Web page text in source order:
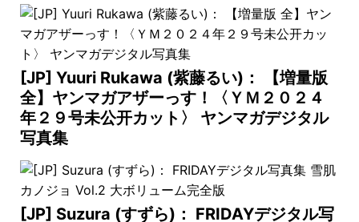
[JP] Yuuri Rukawa (紫藤るい)： 【増量版
全】ヤンマガアザーっす！〈ＹＭ２０２４
年２９号未公开カット〉 ヤンマガデジタル
写真集
[JP] Suzura (すずら)： FRIDAYデジタル写